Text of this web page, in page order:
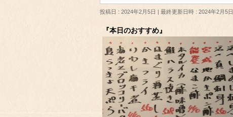
投稿日 : 2024年2月5日 最終更新日時 : 2024年2月5日
『本日のおすすめ』